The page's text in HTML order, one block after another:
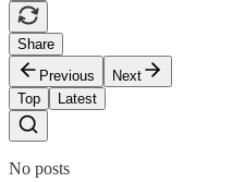
Share
Previous
Next
Top
Latest
No posts